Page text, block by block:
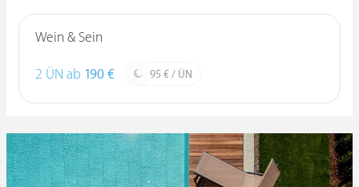
Wein & Sein
2 ÜN ab 190 € 95 € / ÜN